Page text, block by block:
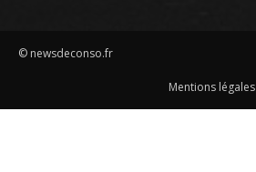
© newsdeconso.fr
Mentions légales